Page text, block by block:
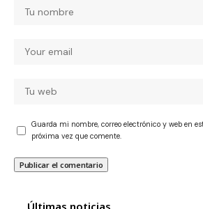
Guarda mi nombre, correo electrónico y web en
próxima vez que comente.
Últimas noticias